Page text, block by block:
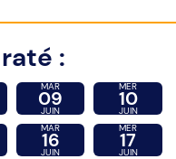
:
MAR
09
JUIN
MER
10
JUIN
MAR
16
JUIN
MER
17
JUIN